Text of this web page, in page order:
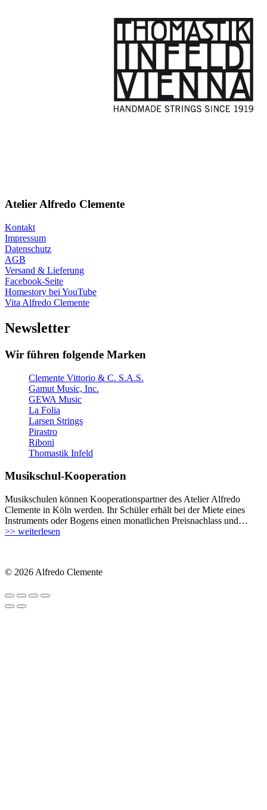
Atelier Alfredo Clemente
Kontakt
Impressum
Datenschutz
AGB
Versand & Lieferung
Facebook-Seite
Homestory bei YouTube
Vita Alfredo Clemente
Newsletter
Wir führen folgende Marken
Clemente Vittorio & C. S.A.S.
Gamut Music, Inc.
GEWA Music
La Folia
Larsen Strings
Pirastro
Riboni
Thomastik Infeld
Musikschul-Kooperation
Musikschulen können Kooperationspartner des Atelier Alfredo
Clemente in Köln werden. Ihr Schüler erhält bei der Miete eines
Instruments oder Bogens einen monatlichen Preisnachlass und…
>> weiterlesen
© 2026 Alfredo Clemente